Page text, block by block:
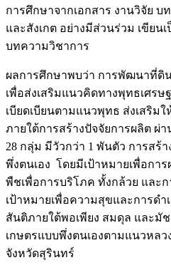
การศึกษาจากเอกสาร งานวิจัย
และสังเกต อย่างมีส่วนร่วม เขียน
บทความวิชาการ
ผลการศึกษาพบว่า การพัฒนาที่ดิน
เพื่อส่งเสริมแนวคิดทางพุทธเศรษ
เบียดเบียนตามแนวพุทธ ส่งเสริม
ภายใต้การสร้างปัจจัยการผลิต ผ่
28 กลุ่ม มีวัวกว่า 1 พันตัว การสร้
พึ่งตนเอง โดยมีเป้าหมายเพื่อกา
พืชเพื่อการบริโภค ทั้งกล้วย และ
เป้าหมายเพื่อความสุขและการด
สันติภายใต้พอเพียง สมดุล และมั
เกษตรแบบพึ่งตนเองตามแนวหล
จังหวัดสุรินทร์